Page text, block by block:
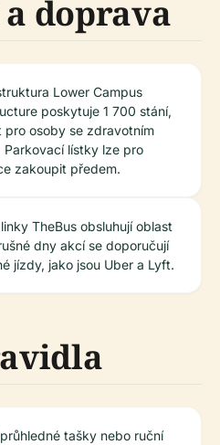
doprava
Lower Campus
poskytuje 1 700 stání,
pro osoby se zdravotním
Parkovací lístky lze pro
zakoupit předem.
TheBus obsluhují oblast
dny akcí se doporučují
jízdy, jako jsou Uber a Lyft.
tašky nebo ruční